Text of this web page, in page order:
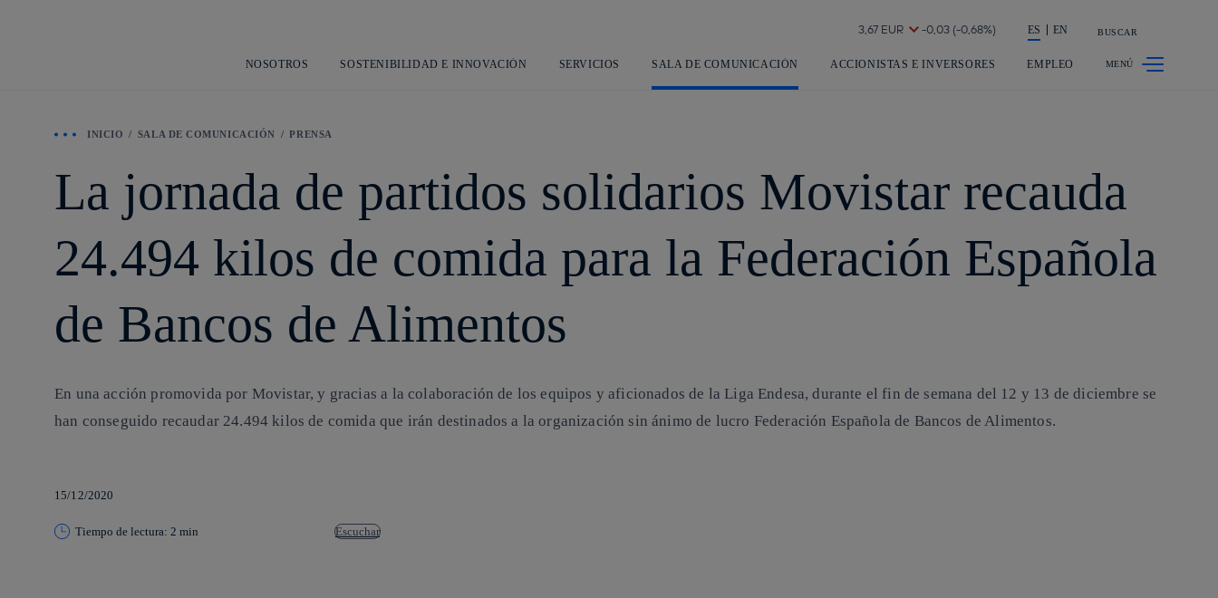
principal
La acción en accionistas e inversores ES EN BUSCAR
NOSOTROS SOSTENIBILIDAD E INNOVACIÓN SERVICIOS SALA DE COMUNICACIÓN ACCIONISTAS E INVERSORES EMPLEO
INICIO SALA DE COMUNICACIÓN PRENSA
La jornada de partidos solidarios Movistar recauda
24.494 kilos de comida para la Federación Española
de Bancos de Alimentos
En una acción promovida por Movistar, y gracias a la colaboración de los equipos y aficionados de la Liga Endesa, durante el fin de semana del 12 y 13 de diciembre se
han conseguido recaudar 24.494 kilos de comida que irán destinados a la organización sin ánimo de lucro Federación Española de Bancos de Alimentos.
15/12/2020
Tiempo de lectura: 2 min Escuchar